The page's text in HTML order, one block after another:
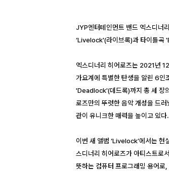
JYP엔터테인먼트 밴드 엑스디
‘Livelock'(라이브록)과 타이틀곡
엑스디너리 히어로즈는 2021년
가요계에 특별한 탄생을 알린 6
'Deadlock'(데드록)까지 총 세 장
로즈만의 뚜렷한 음악 개성을 드
관이 유니크한 매력을 높이고 있다.
이번 새 앨범 ‘Livelock’에서는
스디너리 히어로즈가 아티스트로
뜻하는 컴퓨터 프로그래밍 용어로